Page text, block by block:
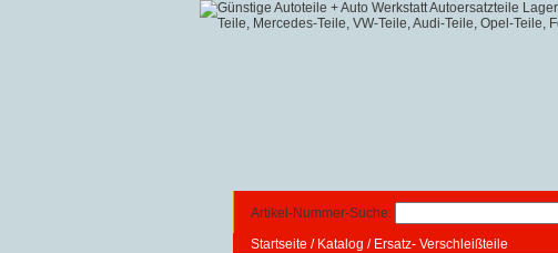
Artikel-Nummer-Suche:
Startseite / Katalog / Ersatz- Verschleißteile